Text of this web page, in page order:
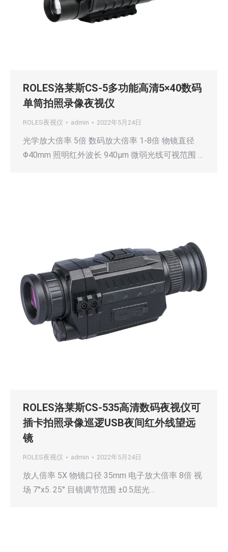
ROLES洛莱斯CS-5多功能高清5×40数码
单筒拍照录像夜视仪
ROLES夜视仪 admin 2022年5月24日
光学放大倍率 5倍 数码放大倍率 1-8倍 物镜直径
Φ40mm 照明红外波长 940µm 微弱光线可视范围 …
ROLES洛莱斯CS-535高清数码夜视仪可
插卡拍照录像巡逻USB夜间红外线望远
镜
ROLES夜视仪 admin 2022年5月24日
放人倍率 5X 物镜口径 35mm 电子放大倍率 8倍 视
场 7°x5. 25° 目镜调节范围 ±0.5屈光…